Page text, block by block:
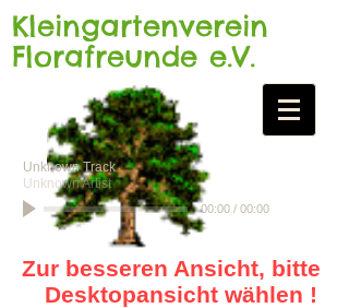
Kleingartenverein
Florafreunde e.V.
Unknown Track
Unknown Artist
00:00/ 00:00
Zur besseren Ansicht, bitte
Desktopansicht wählen !